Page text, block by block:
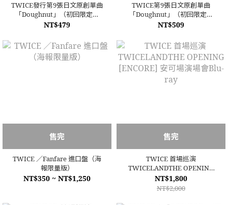
TWICE發行第9張日文原創單曲
「Doughnut」（初回限定版
B）CD
NT$479
TWICE第9張日文原創單曲
「Doughnut」（初回限定版
A）CD+DVD
NT$509
售完
TWICE ／Fanfare 進口盤（海
報限量版）
NT$350 ~ NT$1,250
售完
TWICE 首場巡演
TWICELANDTHE OPENING
[ENCORE] 安可場演場會Blu-
ray
NT$1,800
NT$2,000